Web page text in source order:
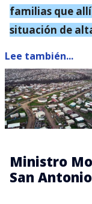
familias que
situación de
Lee también...
Ministro
San Antonio